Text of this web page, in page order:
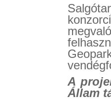
A
Állam